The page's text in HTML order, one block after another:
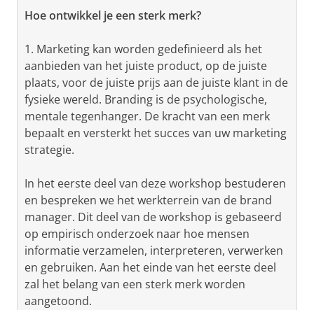
Hoe ontwikkel je een sterk merk?
1. Marketing kan worden gedefinieerd als het
aanbieden van het juiste product, op de juiste
plaats, voor de juiste prijs aan de juiste klant in de
fysieke wereld. Branding is de psychologische,
mentale tegenhanger. De kracht van een merk
bepaalt en versterkt het succes van uw marketing
strategie.
In het eerste deel van deze workshop bestuderen
en bespreken we het werkterrein van de brand
manager. Dit deel van de workshop is gebaseerd
op empirisch onderzoek naar hoe mensen
informatie verzamelen, interpreteren, verwerken
en gebruiken. Aan het einde van het eerste deel
zal het belang van een sterk merk worden
aangetoond.